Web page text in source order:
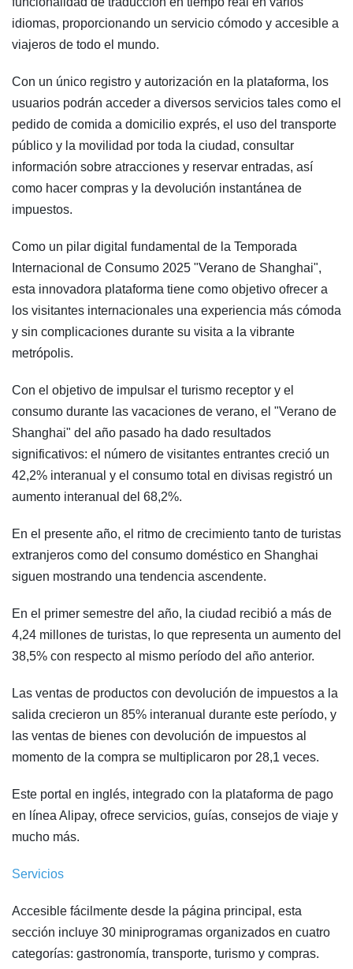
idiomas, proporcionando un servicio cómodo y accesible a
viajeros de todo el mundo.
Con un único registro y autorización en la plataforma, los
usuarios podrán acceder a diversos servicios tales como el
pedido de comida a domicilio exprés, el uso del transporte
público y la movilidad por toda la ciudad, consultar
información sobre atracciones y reservar entradas, así
como hacer compras y la devolución instantánea de
impuestos.
Como un pilar digital fundamental de la Temporada
Internacional de Consumo 2025 "Verano de Shanghai",
esta innovadora plataforma tiene como objetivo ofrecer a
los visitantes internacionales una experiencia más cómoda
y sin complicaciones durante su visita a la vibrante
metrópolis.
Con el objetivo de impulsar el turismo receptor y el
consumo durante las vacaciones de verano, el "Verano de
Shanghai" del año pasado ha dado resultados
significativos: el número de visitantes entrantes creció un
42,2% interanual y el consumo total en divisas registró un
aumento interanual del 68,2%.
En el presente año, el ritmo de crecimiento tanto de turistas
extranjeros como del consumo doméstico en Shanghai
siguen mostrando una tendencia ascendente.
En el primer semestre del año, la ciudad recibió a más de
4,24 millones de turistas, lo que representa un aumento del
38,5% con respecto al mismo período del año anterior.
Las ventas de productos con devolución de impuestos a la
salida crecieron un 85% interanual durante este período, y
las ventas de bienes con devolución de impuestos al
momento de la compra se multiplicaron por 28,1 veces.
Este portal en inglés, integrado con la plataforma de pago
en línea Alipay, ofrece servicios, guías, consejos de viaje y
mucho más.
Servicios
Accesible fácilmente desde la página principal, esta
sección incluye 30 miniprogramas organizados en cuatro
categorías: gastronomía, transporte, turismo y compras.